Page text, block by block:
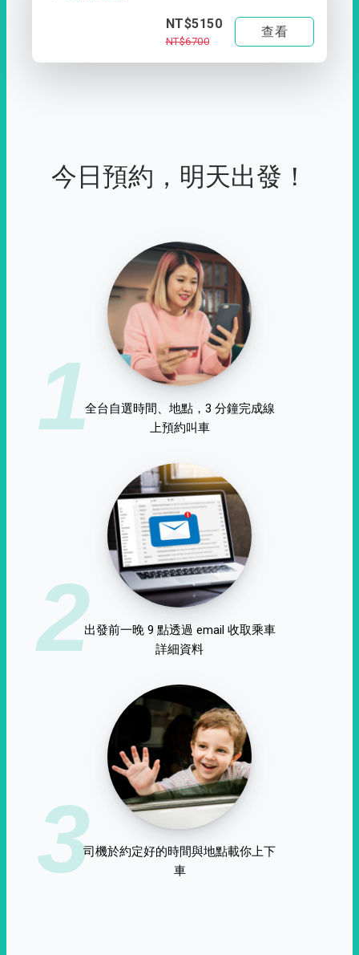
NT$5150
NT$6700
查看
今日預約，明天出發！
1全台自選時間、地點，3 分鐘完成線
上預約叫車
2出發前一晚 9 點透過 email 收取乘車
詳細資料
3司機於約定好的時間與地點載你上下
車